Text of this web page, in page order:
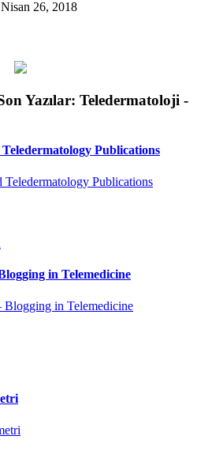
Nisan 26, 2018
Yazılar: Teledermatoloji -
Publications
in Telemedicine